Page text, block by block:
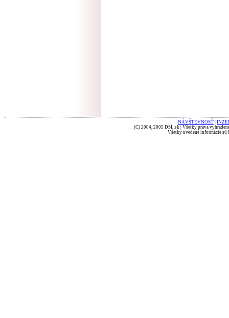
NÁVŠTEVNOSŤ
(C) 2004, 2005 DSL.sk | Všetky práva
Všetky uvedené informácie sú